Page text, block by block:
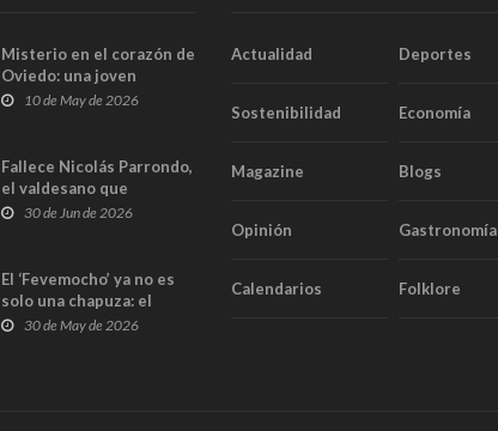
Misterio en el corazón de
Oviedo: una joven
aparece muerta dentro
captan sus últimos
minutos
10 de May de 2026
Fallece Nicolás Parrondo,
el valdesano que
convirtió Casa Parrondo
30 de Jun de 2026
El ‘Fevemocho’ ya no es
solo una chapuza: el
Tribunal de Cuentas cifra
30 de May de 2026
Actualidad Deportes
Sostenibilidad Economía
Magazine Blogs
Opinión Gastronomía
Calendarios Folklore